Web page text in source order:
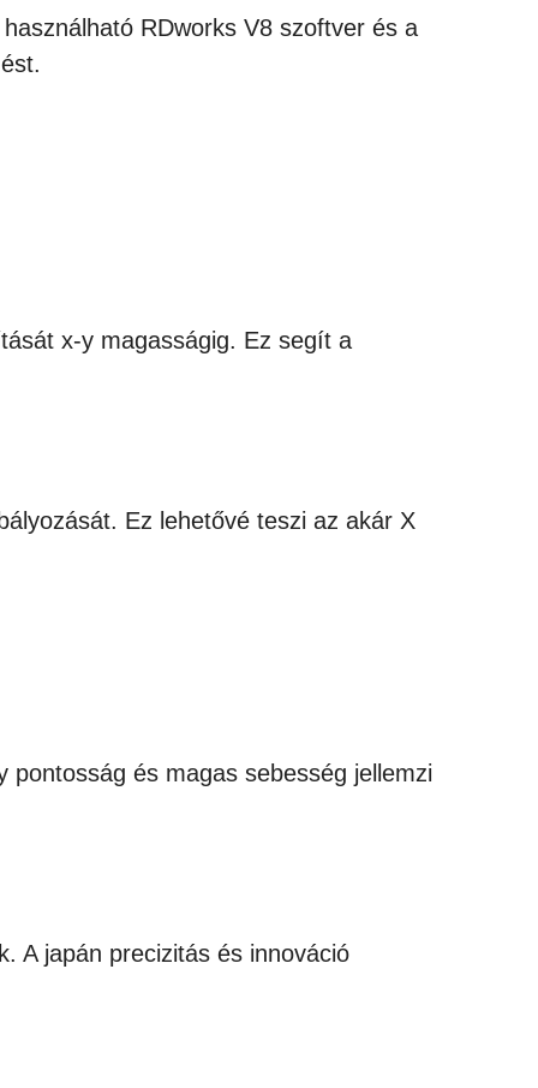
RDworks V8 szoftver és a
x-y magasságig. Ez segít a
Ez lehetővé teszi az akár X
és magas sebesség jellemzi
A japán precizitás és innováció